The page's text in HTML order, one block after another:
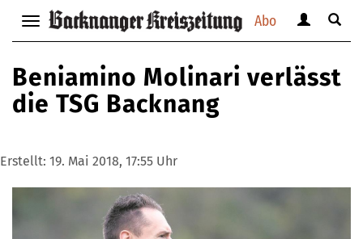
Abo
Navigation
anzeigen
verbergen
anzeigen
verbergen
Suche
Beniamino Molinari verlässt
die TSG Backnang
Erstellt: 19. Mai 2018, 17:55 Uhr